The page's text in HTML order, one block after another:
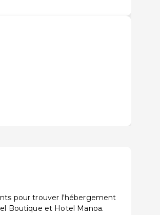
pour trouver l'hébergement
Boutique et Hotel Manoa.